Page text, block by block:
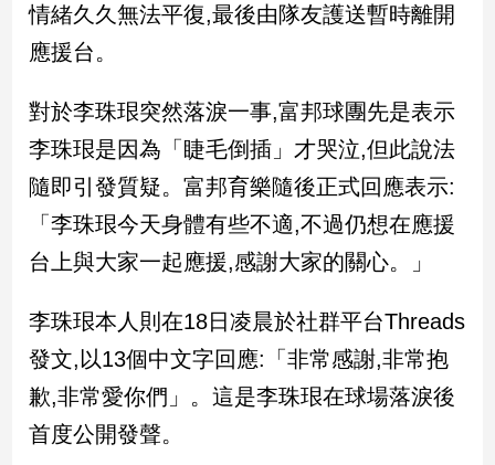
品
觀
民
調
國
會
點
觀
兩
岸/
國
情緒久久無法平復,最後由隊友護送暫時離開
應援台。
對於李珠珢突然落淚一事,富邦球團先是表示
李珠珢是因為「睫毛倒插」才哭泣,但此說法
隨即引發質疑。富邦育樂隨後正式回應表示:
「李珠珢今天身體有些不適,不過仍想在應援
台上與大家一起應援,感謝大家的關心。」
李珠珢本人則在18日凌晨於社群平台Threads
發文,以13個中文字回應:「非常感謝,非常抱
歉,非常愛你們」。這是李珠珢在球場落淚後
首度公開發聲。